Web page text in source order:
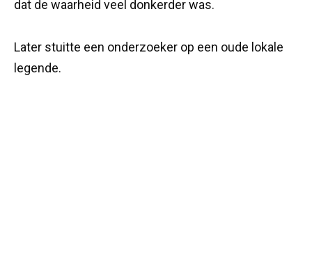
dat de waarheid veel donkerder was.
Later stuitte een onderzoeker op een oude lokale
legende.